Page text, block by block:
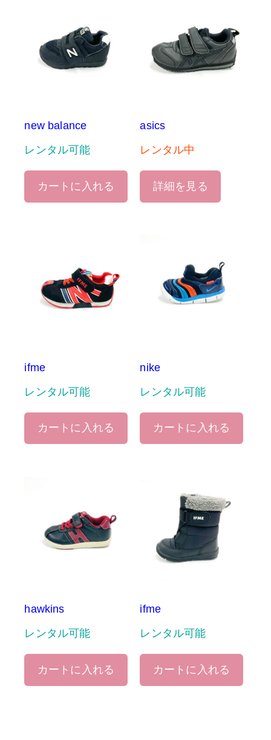
new balance
レンタル可能
カートに入れる
asics
レンタル中
詳細を見る
ifme
レンタル可能
カートに入れる
nike
レンタル可能
カートに入れる
hawkins
レンタル可能
カートに入れる
ifme
レンタル可能
カートに入れる